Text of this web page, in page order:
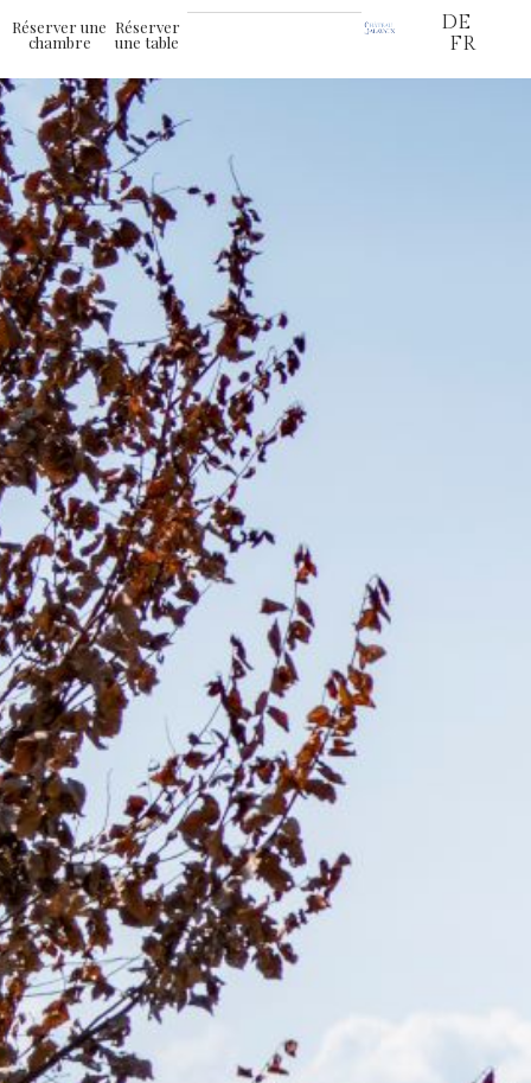
Réserver une
chambre
Réserver
une table
DE
FR